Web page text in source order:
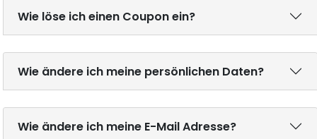
Wie löse ich einen Coupon ein?
Wie ändere ich meine persönlichen Daten?
Wie ändere ich meine E-Mail Adresse?